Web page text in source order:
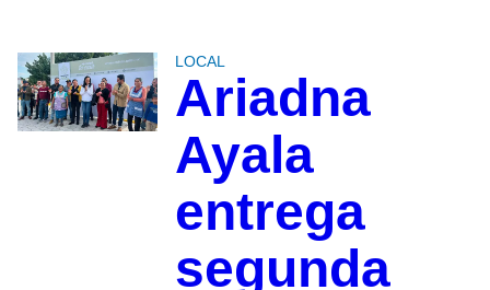
LOCAL
Ariadna
Ayala
entrega
segunda